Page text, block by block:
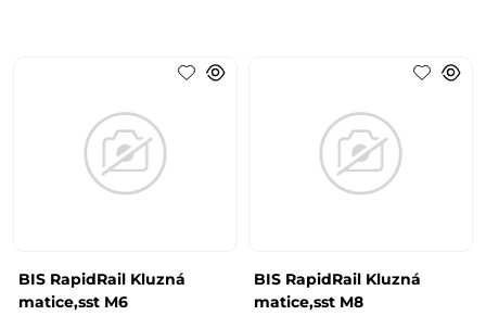
BIS RapidRail Kluzná
matice,sst M6
BIS RapidRail Kluzná
matice,sst M8